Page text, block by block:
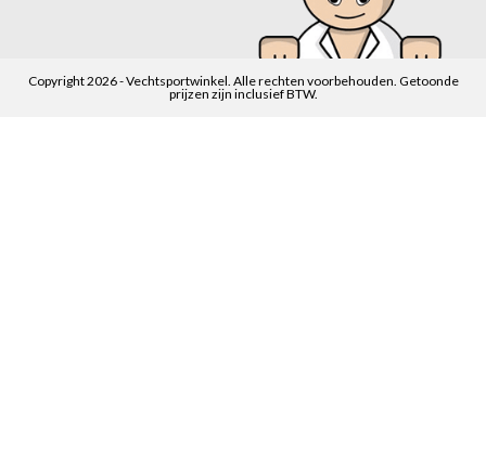
Copyright 2026 - Vechtsportwinkel. Alle rechten voorbehouden. Getoonde
prijzen zijn inclusief BTW.